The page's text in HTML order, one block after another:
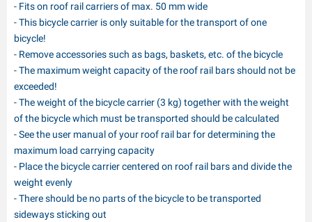
- Fits on roof rail carriers of max. 50 mm wide
- This bicycle carrier is only suitable for the transport of one
bicycle!
- Remove accessories such as bags, baskets, etc. of the bicycle
- The maximum weight capacity of the roof rail bars should not be
exceeded!
- The weight of the bicycle carrier (3 kg) together with the weight
of the bicycle which must be transported should be calculated
- See the user manual of your roof rail bar for determining the
maximum load carrying capacity
- Place the bicycle carrier centered on roof rail bars and divide the
weight evenly
- There should be no parts of the bicycle to be transported
sideways sticking out